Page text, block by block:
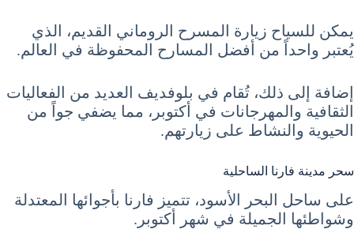
يمكن للسياح زيارة المسرح الروماني القديم، الذي
يُعتبر واحداً من أفضل المسارح المحفوظة في العالم.
إضافة إلى ذلك، تُقام في بلوفديف العديد من الفعاليات
الثقافية والمهرجانات في أكتوبر، مما يضفي جواً من
الحيوية والنشاط على زيارتهم.
سحر مدينة فارنا الساحلية
على ساحل البحر الأسود، تتميز فارنا بأجوائها المعتدلة
وشواطئها الجميلة في شهر أكتوبر.